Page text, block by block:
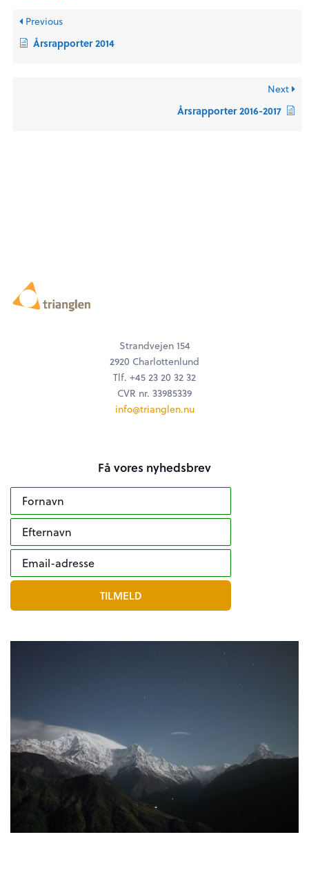
Previous
Årsrapporter 2014
Next
Årsrapporter 2016-2017
Strandvejen 154
2920 Charlottenlund
Tlf. +45 23 20 32 32
CVR nr. 33985339
info@trianglen.nu
Få vores nyhedsbrev